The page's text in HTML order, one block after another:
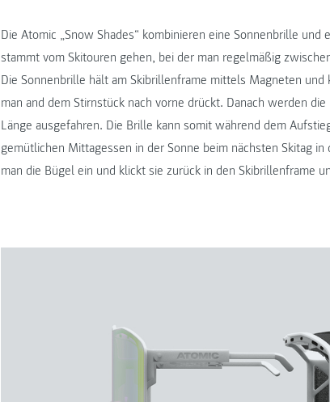
Die Atomic „Snow Shades“ kombinieren eine Sonnenbrille
stammt vom Skitouren gehen, bei der man regelmäßig
Die Sonnenbrille hält am Skibrillenframe mittels Magneten
man and dem Stirnstück nach vorne drückt. Danach werden
Länge ausgefahren. Die Brille kann somit während dem
gemütlichen Mittagessen in der Sonne beim nächsten Skitag
man die Bügel ein und klickt sie zurück in den Skibrillenframe